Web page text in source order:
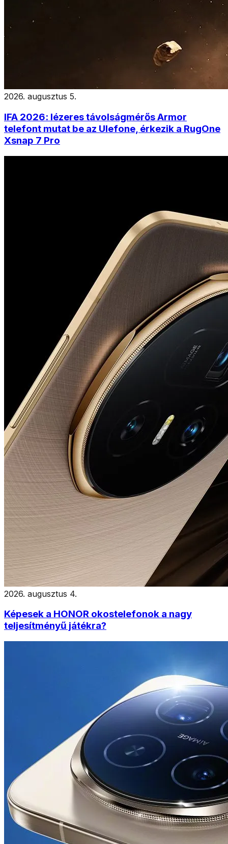
2026. augusztus 5.
IFA 2026: lézeres távolságmérős Armor
telefont mutat be az Ulefone, érkezik a RugOne
Xsnap 7 Pro
2026. augusztus 4.
Képesek a HONOR okostelefonok a nagy
teljesítményű játékra?